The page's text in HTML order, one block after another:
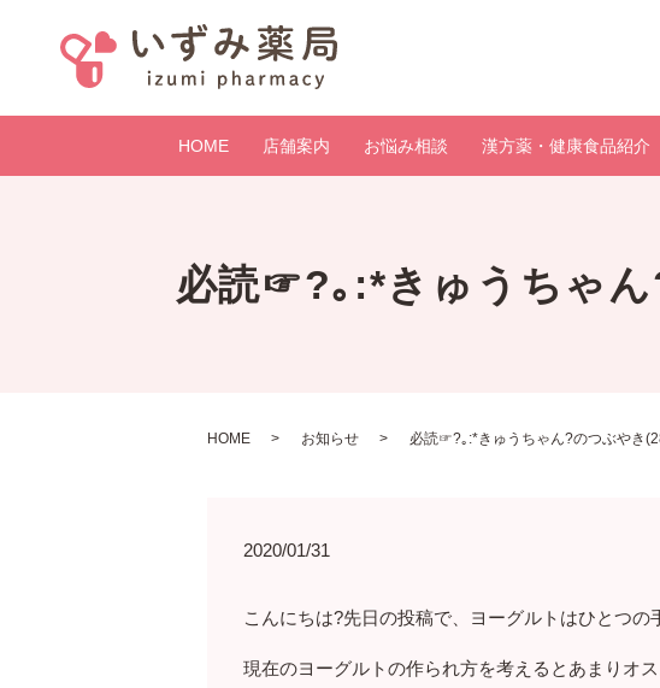
HOME 店舗案内 お悩み相談 漢方薬・健康食品紹介
必読☞?｡:*きゅうちゃん
HOME お知らせ 必読☞?｡:*きゅうちゃん?のつぶやき
2020/01/31
こんにちは?先日の投稿で、ヨーグルトはひとつの
現在のヨーグルトの作られ方を考えるとあまりオ